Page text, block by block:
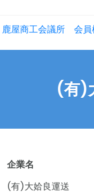
鹿屋商工会議所 会員
(有)
企業名
(有)大姶良運送